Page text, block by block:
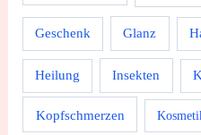
Geschenk Glanz
Heilung Insekten
Kopfschmerzen